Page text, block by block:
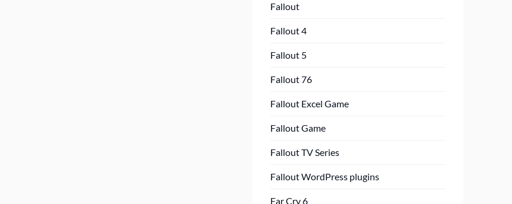
Fallout
Fallout 4
Fallout 5
Fallout 76
Fallout Excel Game
Fallout Game
Fallout TV Series
Fallout WordPress plugins
Far Cry 6